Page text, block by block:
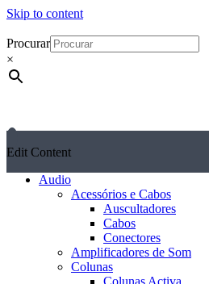
Skip to content
Procurar
×
Edit Content
Audio
Acessórios e Cabos
Auscultadores
Cabos
Conectores
Amplificadores de Som
Colunas
Colunas Activa